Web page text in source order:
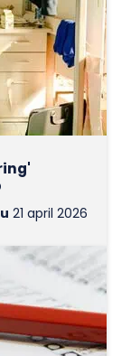
21 april 2026